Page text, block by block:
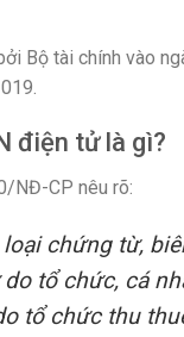
Bộ tài chính vào
điện tử là gì?
NĐ-CP nêu rõ:
chứng từ,
tổ chức, cá
tổ chức thu